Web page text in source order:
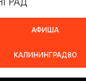
ул. Баранова, 45
АФИША
КАЛИНИНГРАД80